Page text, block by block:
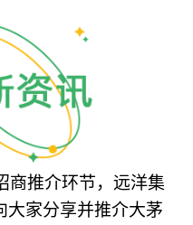
商推介环节，远洋集
大家分享并推介大茅